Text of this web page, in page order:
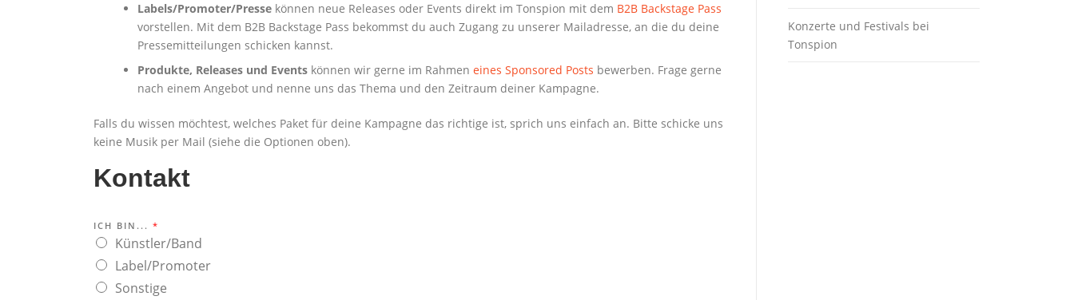
Labels/Promoter/Presse können neue Releases oder Events direkt im Tonspion mit dem B2B Backstage Pass
vorstellen. Mit dem B2B Backstage Pass bekommst du auch Zugang zu unserer Mailadresse, an die du deine
Pressemitteilungen schicken kannst.
Produkte, Releases und Events können wir gerne im Rahmen eines Sponsored Posts bewerben. Frage gerne
nach einem Angebot und nenne uns das Thema und den Zeitraum deiner Kampagne.
Falls du wissen möchtest, welches Paket für deine Kampagne das richtige ist, sprich uns einfach an. Bitte schicke uns
keine Musik per Mail (siehe die Optionen oben).
Kontakt
ICH BIN... *
Künstler/Band
Label/Promoter
Sonstige
Konzerte und Festivals bei
Tonspion